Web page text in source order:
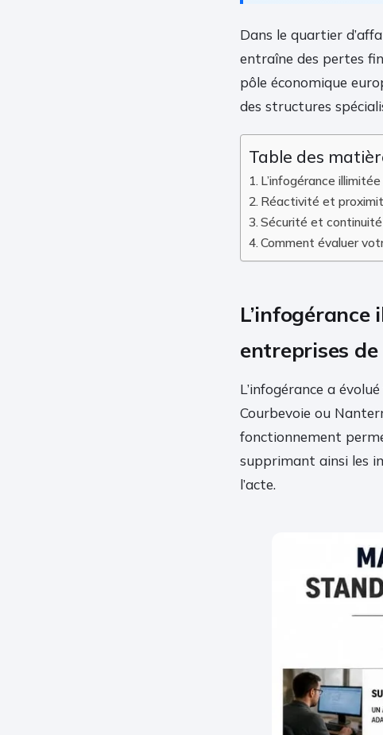
Dans le quartier
entraîne des pertes
pôle économique
des structures
Table des
L’infogérance
Réactivité et
Sécurité et
Comment évaluer
L’infogérance
entreprises
L’infogérance a
Courbevoie ou
fonctionnement
supprimant ainsi les
l’acte.